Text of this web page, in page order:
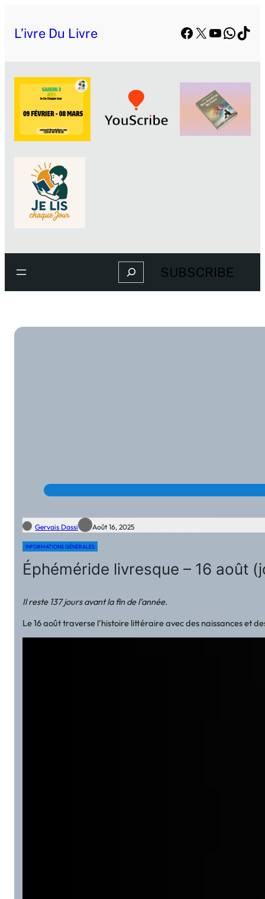
L’ivre Du Livre Facebook
X YouTube
Search SUBSCRIBE
Gervais Dassi Août 16, 2025
INFORMATIONS GÉNÉRALES
Éphéméride livresque – 16 août
Il reste 137 jours avant la fin de l’année.
Le 16 août traverse l’histoire littéraire avec des naissances et